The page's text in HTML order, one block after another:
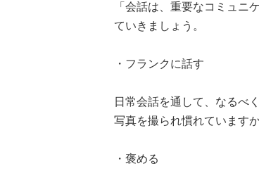
「会話は、重要なコミュニ
ていきましょう。
・フランクに話す
日常会話を通して、なるべ
写真を撮られ慣れています
・褒める